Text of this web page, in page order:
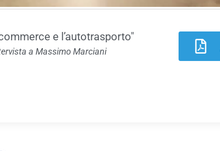
e l’autotrasporto"
a Massimo Marciani